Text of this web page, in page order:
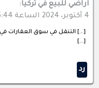
اراضي للبيع في تركيا:
4 أكتوبر، 2024 الساعة 6:44 م
[…] التنقل في سوق العقارات
[…]
رد